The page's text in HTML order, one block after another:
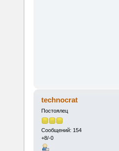
technocrat
Постоялец
Сообщений: 154
+8/-0